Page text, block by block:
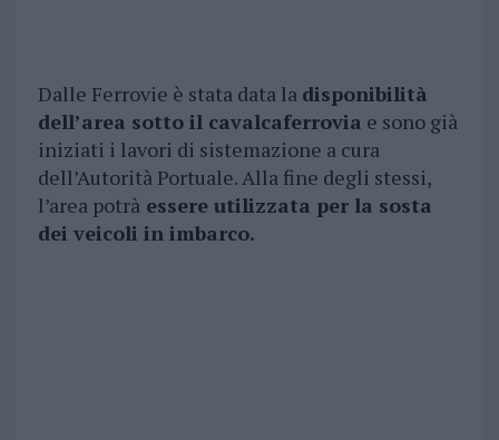
Dalle Ferrovie è stata data la disponibilità
dell’area sotto il cavalcaferrovia e sono già
iniziati i lavori di sistemazione a cura
dell’Autorità Portuale. Alla fine degli stessi,
l’area potràessere utilizzata per la sosta
dei veicoli in imbarco.